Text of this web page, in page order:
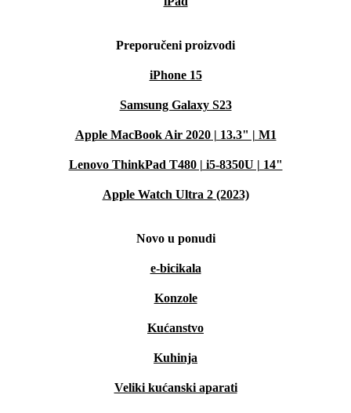
Preporučeni proizvodi
iPhone 15
Samsung Galaxy S23
Apple MacBook Air 2020 | 13.3" | M1
Lenovo ThinkPad T480 | i5-8350U | 14"
Apple Watch Ultra 2 (2023)
Novo u ponudi
e-bicikala
Konzole
Kućanstvo
Kuhinja
Veliki kućanski aparati